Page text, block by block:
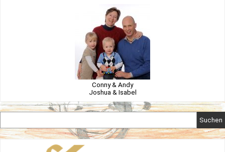
Conny & Andy
Joshua & Isabel
Suchen